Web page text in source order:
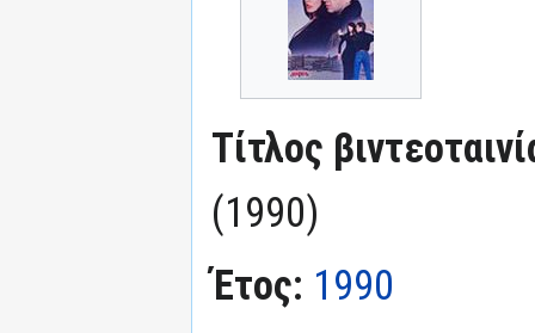
Τίτλος
(1990)
Έτος: 1990